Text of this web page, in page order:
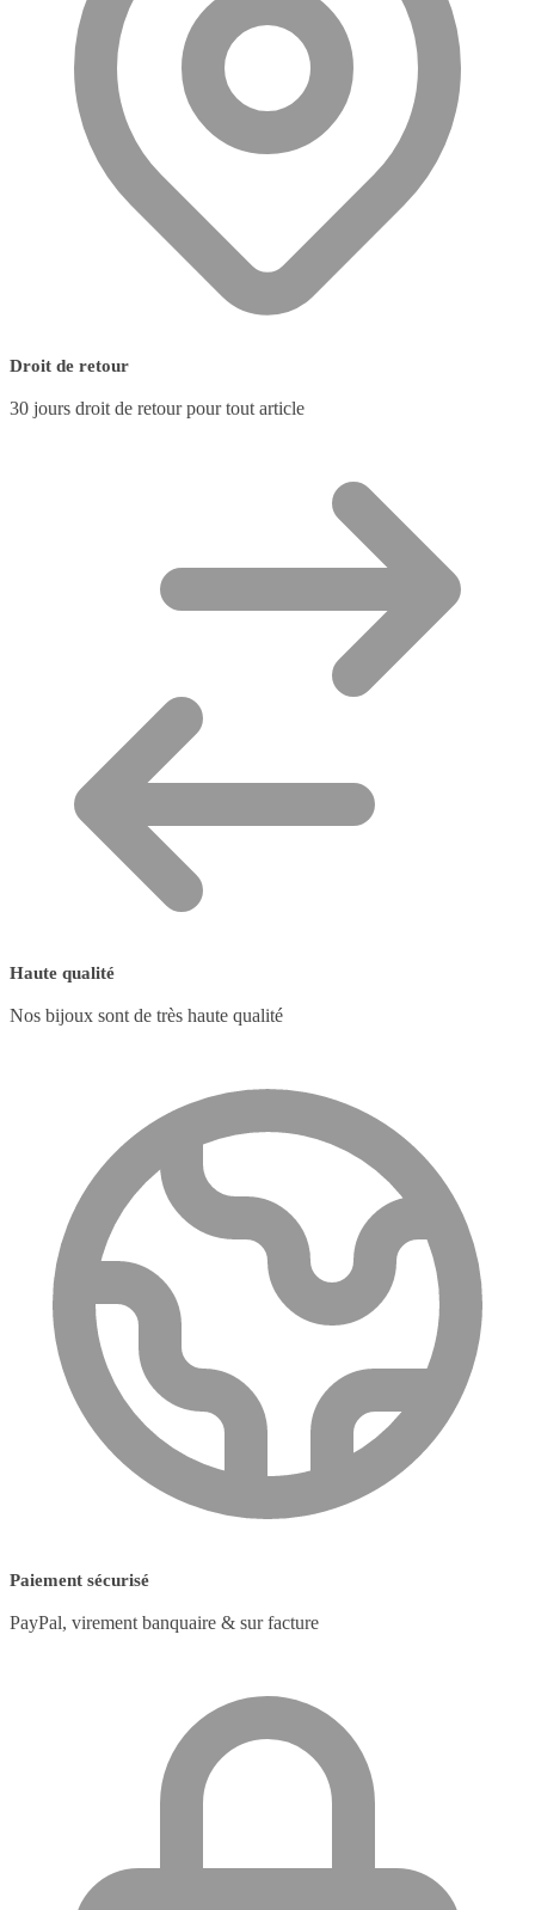
Droit de retour
30 jours droit de retour pour tout article
Haute qualité
Nos bijoux sont de très haute qualité
Paiement sécurisé
PayPal, virement banquaire & sur facture